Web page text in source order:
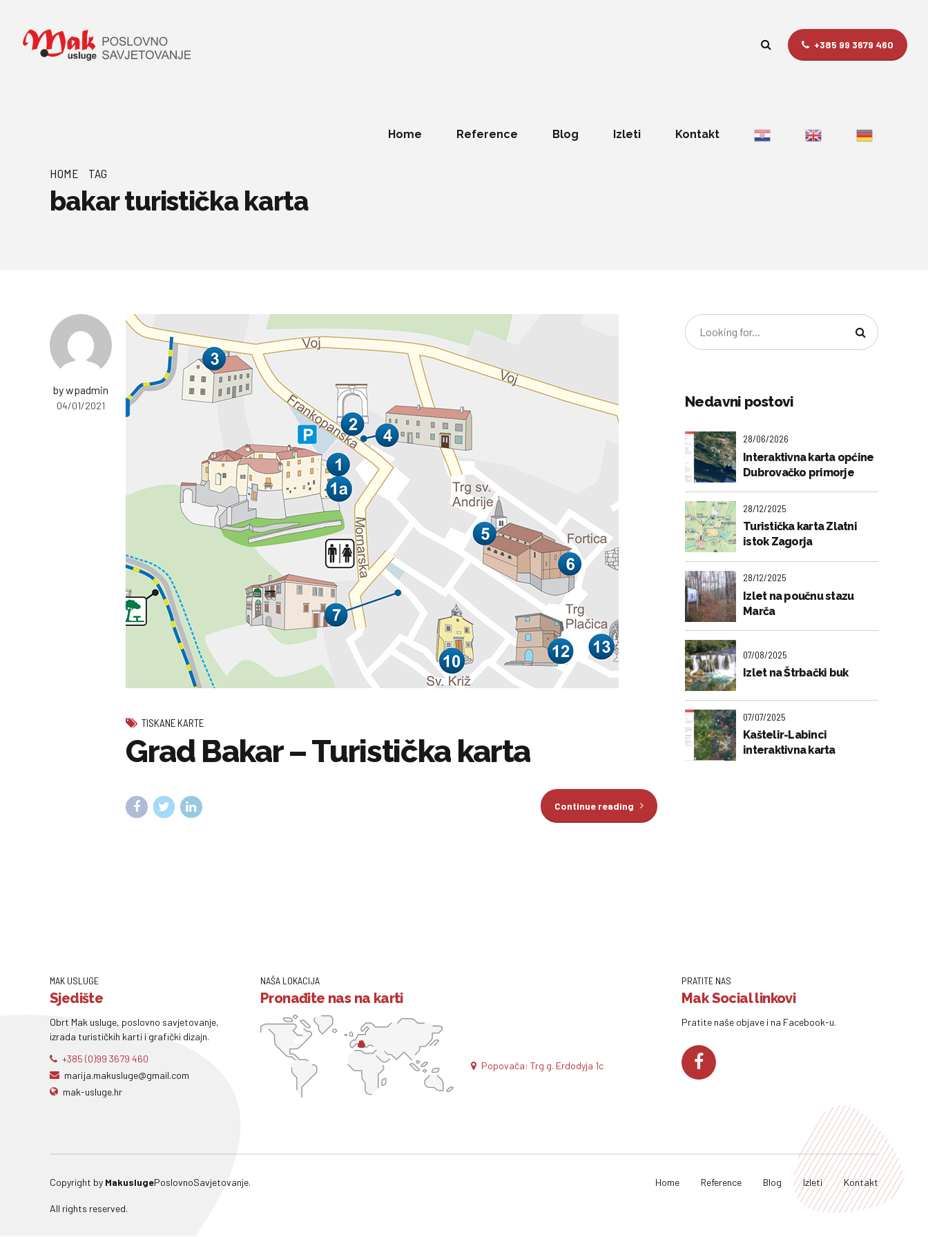
+385 99 3679 460
Home Reference Blog Izleti Kontakt
HOME TAG
bakar turistička karta
by wpadmin
04/01/2021
TISKANE KARTE
Grad Bakar – Turistička karta
Continue reading
Nedavni postovi
28/06/2026
Interaktivna karta općine
Dubrovačko primorje
28/12/2025
Turistička karta Zlatni
istok Zagorja
28/12/2025
Izlet na poučnu stazu
Marča
07/08/2025
Izlet na Štrbački buk
07/07/2025
Kaštelir-Labinci
interaktivna karta
MAK USLUGE
Sjedište
Obrt Mak usluge, poslovno savjetovanje,
izrada turističkih karti i grafički dizajn.
+385 (0)99 3679 460
marija.makusluge@gmail.com
mak-usluge.hr
NAŠA LOKACIJA
Pronađite nas na karti
Popovača: Trg g. Erdodyja 1c
PRATITE NAS
Mak Social linkovi
Pratite naše objave i na Facebook-u.
Copyright by MakuslugePoslovnoSavjetovanje.
All rights reserved.
Home Reference Blog Izleti Kontakt